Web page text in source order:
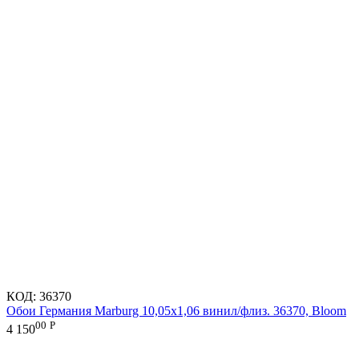
КОД: 36370
Обои Германия Marburg 10,05x1,06 винил/флиз. 36370, Bloom
4 15000 Р